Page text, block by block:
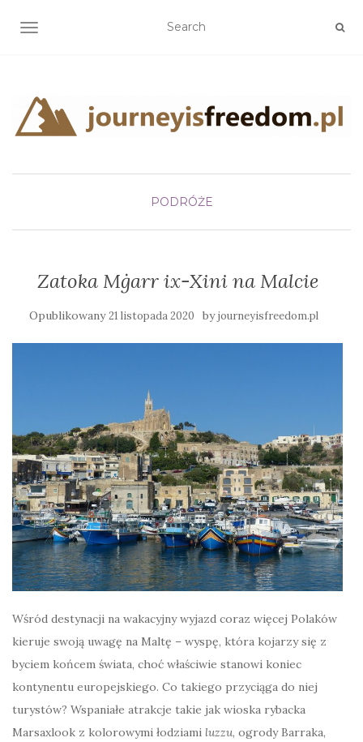
TOGGLE NAVIGATION
PODRÓŻE
Zatoka Mġarr ix-Xini na Malcie
Opublikowany21 listopada 2020 byjourneyisfreedom.pl
Wśród destynacji na wakacyjny wyjazd coraz więcej Polaków
kieruje swoją uwagę na Maltę – wyspę, która kojarzy się z
byciem końcem świata, choć właściwie stanowi koniec
kontynentu europejskiego. Co takiego przyciąga do niej
turystów? Wspaniałe atrakcje takie jak wioska rybacka
Marsaxlook z kolorowymi łodziami luzzu, ogrody Barraka,